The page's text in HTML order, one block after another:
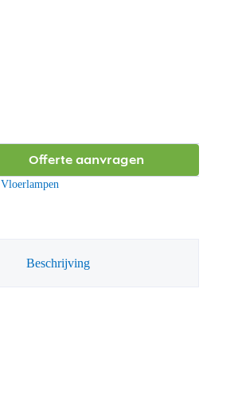
Offerte aanvragen
Vloerlampen
Beschrijving